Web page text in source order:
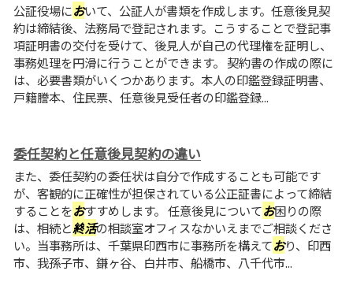
公証役場において、公証人が書類を作成します。任意後見契
約は締結後、法務局で登記されます。こうすることで登記事
項証明書の交付を受けて、後見人が自己の代理権を証明し、
事務処理を円滑に行うことができます。 契約書の作成の際に
は、必要書類がいくつかあります。本人の印鑑登録証明書、
戸籍謄本、住民票、任意後見受任者の印鑑登録...
委任契約と任意後見契約の違い
また、委任契約の委任状は自分で作成することも可能です
が、客観的に正確性が担保されている公正証書によって締結
することをおすすめします。 任意後見についてお困りの際
は、相続と終活の相談室オフィスなかいえまでご相談くださ
い。当事務所は、千葉県印西市に事務所を構えており、印西
市、我孫子市、鎌ヶ谷、白井市、船橋市、八千代市...